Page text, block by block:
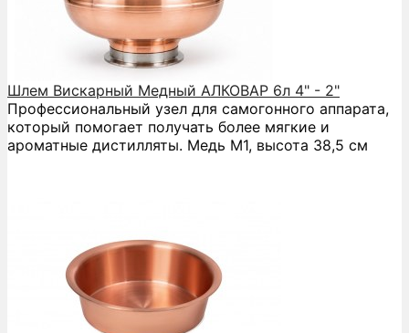
Шлем Вискарный Медный АЛКОВАР 6л 4" - 2"
Профессиональный узел для самогонного аппарата,
который помогает получать более мягкие и
ароматные дистилляты. Медь М1, высота 38,5 см